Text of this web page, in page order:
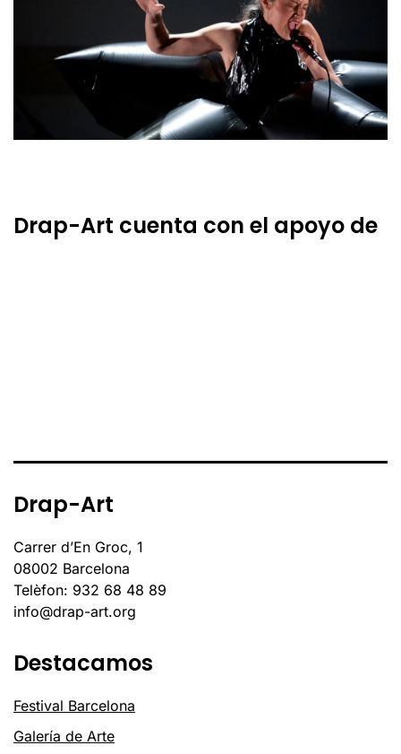
Drap-Art cuenta con el apoyo de
Drap-Art
Carrer d’En Groc, 1
08002 Barcelona
Telèfon: 932 68 48 89
info@drap-art.org
Destacamos
Festival Barcelona
Galería de Arte